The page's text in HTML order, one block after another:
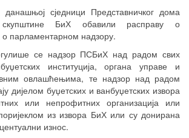
сједници Представничког дома
скупштине БиХ обавили расправу о
о парламентарном надзору.
се надзор ПСБиХ над радом свих
институција, органа управе и
овлашћењима, те надзор над радом
дијелом буџетских и ванбуџетских извора
или непрофитних организација или
из извора БиХ или су донирана
износ.